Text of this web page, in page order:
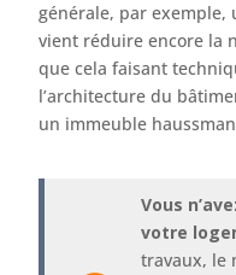
générale, par exemple,
vient réduire encore la
que cela faisant
l’architecture du
un immeuble
Vous
votre
travaux, le